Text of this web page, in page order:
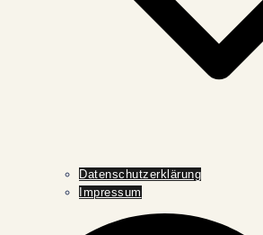
Datenschutzerklärung
Impressum